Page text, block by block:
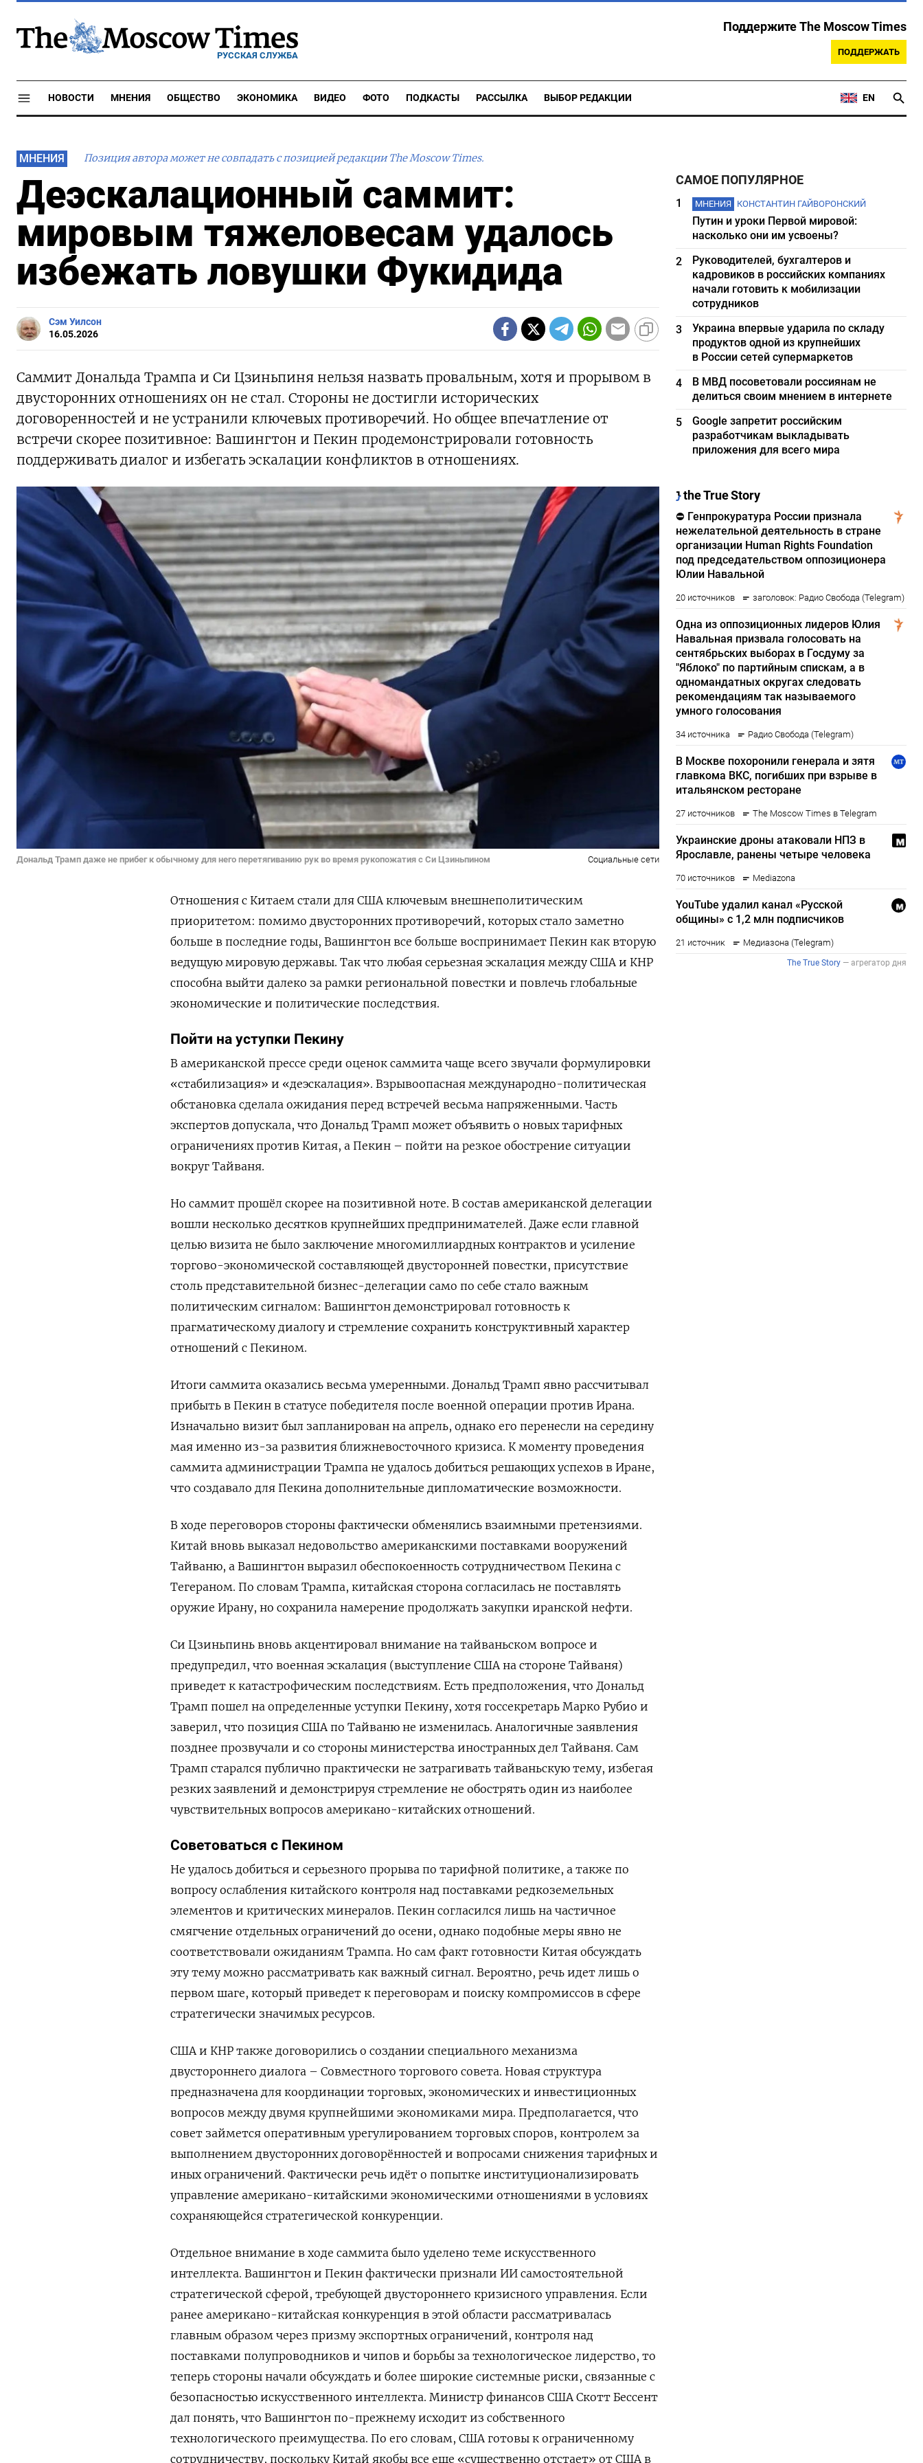
РУССКАЯ СЛУЖБА
Поддержите The Moscow Times
ПОДДЕРЖАТЬ
НОВОСТИ МНЕНИЯ ОБЩЕСТВО ЭКОНОМИКА ВИДЕО ФОТО ПОДКАСТЫ РАССЫЛКА ВЫБОР РЕДАКЦИИ EN
МНЕНИЯ Позиция автора может не совпадать с позицией редакции The Moscow Times.
Деэскалационный саммит:
мировым тяжеловесам удалось
избежать ловушки Фукидида
Сэм Уилсон
16.05.2026
Саммит Дональда Трампа и Си Цзиньпиня нельзя назвать провальным, хотя и прорывом в
двусторонних отношениях он не стал. Стороны не достигли исторических
договоренностей и не устранили ключевых противоречий. Но общее впечатление от
встречи скорее позитивное: Вашингтон и Пекин продемонстрировали готовность
поддерживать диалог и избегать эскалации конфликтов в отношениях.
Дональд Трамп даже не прибег к обычному для него перетягиванию рук во время рукопожатия с Си Цзиньпином Социальные сети
Отношения с Китаем стали для США ключевым внешнеполитическим
приоритетом: помимо двусторонних противоречий, которых стало заметно
больше в последние годы, Вашингтон все больше воспринимает Пекин как вторую
ведущую мировую державы. Так что любая серьезная эскалация между США и КНР
способна выйти далеко за рамки региональной повестки и повлечь глобальные
экономические и политические последствия.
Пойти на уступки Пекину
В американской прессе среди оценок саммита чаще всего звучали формулировки
«стабилизация» и «деэскалация». Взрывоопасная международно-политическая
обстановка сделала ожидания перед встречей весьма напряженными. Часть
экспертов допускала, что Дональд Трамп может объявить о новых тарифных
ограничениях против Китая, а Пекин – пойти на резкое обострение ситуации
вокруг Тайваня.
Но саммит прошёл скорее на позитивной ноте. В состав американской делегации
вошли несколько десятков крупнейших предпринимателей. Даже если главной
целью визита не было заключение многомиллиардных контрактов и усиление
торгово-экономической составляющей двусторонней повестки, присутствие
столь представительной бизнес-делегации само по себе стало важным
политическим сигналом: Вашингтон демонстрировал готовность к
прагматическому диалогу и стремление сохранить конструктивный характер
отношений с Пекином.
Итоги саммита оказались весьма умеренными. Дональд Трамп явно рассчитывал
прибыть в Пекин в статусе победителя после военной операции против Ирана.
Изначально визит был запланирован на апрель, однако его перенесли на середину
мая именно из-за развития ближневосточного кризиса. К моменту проведения
саммита администрации Трампа не удалось добиться решающих успехов в Иране,
что создавало для Пекина дополнительные дипломатические возможности.
В ходе переговоров стороны фактически обменялись взаимными претензиями.
Китай вновь выказал недовольство американскими поставками вооружений
Тайваню, а Вашингтон выразил обеспокоенность сотрудничеством Пекина с
Тегераном. По словам Трампа, китайская сторона согласилась не поставлять
оружие Ирану, но сохранила намерение продолжать закупки иранской нефти.
Си Цзиньпинь вновь акцентировал внимание на тайваньском вопросе и
предупредил, что военная эскалация (выступление США на стороне Тайваня)
приведет к катастрофическим последствиям. Есть предположения, что Дональд
Трамп пошел на определенные уступки Пекину, хотя госсекретарь Марко Рубио и
заверил, что позиция США по Тайваню не изменилась. Аналогичные заявления
позднее прозвучали и со стороны министерства иностранных дел Тайваня. Сам
Трамп старался публично практически не затрагивать тайваньскую тему, избегая
резких заявлений и демонстрируя стремление не обострять один из наиболее
чувствительных вопросов американо-китайских отношений.
Советоваться с Пекином
Не удалось добиться и серьезного прорыва по тарифной политике, а также по
вопросу ослабления китайского контроля над поставками редкоземельных
элементов и критических минералов. Пекин согласился лишь на частичное
смягчение отдельных ограничений до осени, однако подобные меры явно не
соответствовали ожиданиям Трампа. Но сам факт готовности Китая обсуждать
эту тему можно рассматривать как важный сигнал. Вероятно, речь идет лишь о
первом шаге, который приведет к переговорам и поиску компромиссов в сфере
стратегически значимых ресурсов.
США и КНР также договорились о создании специального механизма
двустороннего диалога – Совместного торгового совета. Новая структура
предназначена для координации торговых, экономических и инвестиционных
вопросов между двумя крупнейшими экономиками мира. Предполагается, что
совет займется оперативным урегулированием торговых споров, контролем за
выполнением двусторонних договорённостей и вопросами снижения тарифных и
иных ограничений. Фактически речь идёт о попытке институционализировать
управление американо-китайскими экономическими отношениями в условиях
сохраняющейся стратегической конкуренции.
Отдельное внимание в ходе саммита было уделено теме искусственного
интеллекта. Вашингтон и Пекин фактически признали ИИ самостоятельной
стратегической сферой, требующей двустороннего кризисного управления. Если
ранее американо-китайская конкуренция в этой области рассматривалась
главным образом через призму экспортных ограничений, контроля над
поставками полупроводников и чипов и борьбы за технологическое лидерство, то
теперь стороны начали обсуждать и более широкие системные риски, связанные с
безопасностью искусственного интеллекта. Министр финансов США Скотт Бессент
дал понять, что Вашингтон по-прежнему исходит из собственного
технологического преимущества. По его словам, США готовы к ограниченному
сотрудничеству, поскольку Китай якобы все еще «существенно отстает» от США в
САМОЕ ПОПУЛЯРНОЕ
1 МНЕНИЯ КОНСТАНТИН ГАЙВОРОНСКИЙ
Путин и уроки Первой мировой:
насколько они им усвоены?
2
Руководителей, бухгалтеров и
кадровиков в российских компаниях
начали готовить к мобилизации
сотрудников
3
Украина впервые ударила по складу
продуктов одной из крупнейших
в России сетей супермаркетов
4
В МВД посоветовали россиянам не
делиться своим мнением в интернете
5
Google запретит российским
разработчикам выкладывать
приложения для всего мира